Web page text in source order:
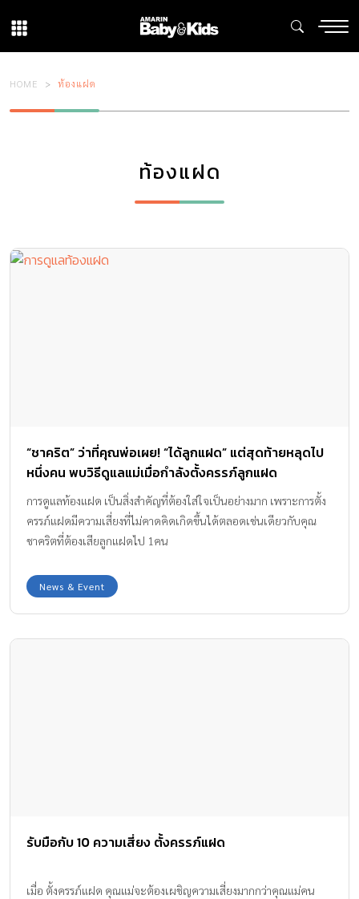
HOME ท้องแฝด
ท้องแฝด
“ชาคริต” ว่าที่คุณพ่อเผย! “ได้ลูกแฝด” แต่สุดท้ายหลุดไป
หนึ่งคน พบวิธีดูแลแม่เมื่อกำลังตั้งครรภ์ลูกแฝด
การดูแลท้องแฝด เป็นสิ่งสำคัญที่ต้องใส่ใจเป็นอย่างมาก เพราะการตั้ง
ครรภ์แฝดมีความเสี่ยงที่ไม่คาดคิดเกิดขึ้นได้ตลอดเช่นเดียวกับคุณ
ชาคริตที่ต้องเสียลูกแฝดไป 1คน
News & Event
รับมือกับ 10 ความเสี่ยง ตั้งครรภ์แฝด
เมื่อ ตั้งครรภ์แฝด คุณแม่จะต้องเผชิญความเสี่ยงมากกว่าคุณแม่คน